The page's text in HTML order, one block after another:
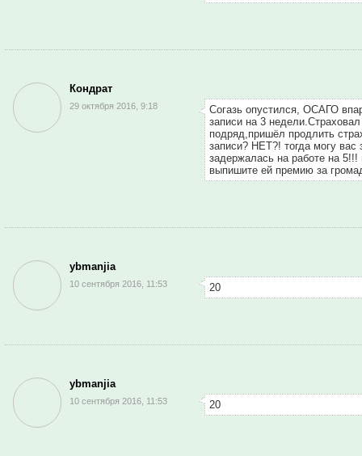
Кондрат
29 октября 2016, 9:18
Согазь опустился, ОСАГО
записи на 3
подряд,пришёл продлить
записи? НЕТ?! тогда могу вас
задержалась на работе на
выпишите ей премию за
ybmanjia
10 сентября 2016, 11:53 20
ybmanjia
10 сентября 2016, 11:53 20